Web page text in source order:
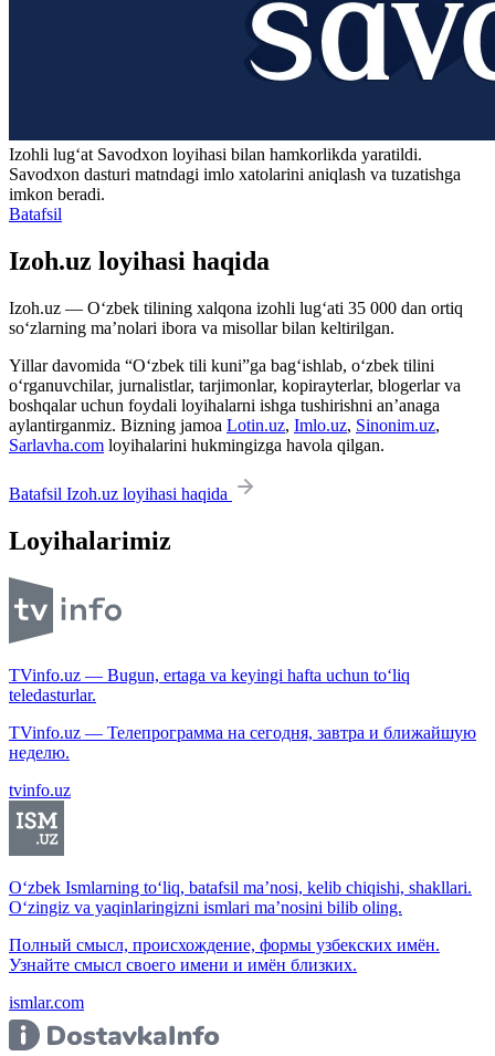
Izohli lugʻat Savodxon loyihasi bilan hamkorlikda yaratildi.
Savodxon dasturi matndagi imlo xatolarini aniqlash va tuzatishga
imkon beradi.
Batafsil
Izoh.uz loyihasi haqida
Izoh.uz — O‘zbek tilining xalqona izohli lug‘ati 35 000 dan ortiq
so‘zlarning ma’nolari ibora va misollar bilan keltirilgan.
Yillar davomida “O‘zbek tili kuni”ga bag‘ishlab, o‘zbek tilini
o‘rganuvchilar, jurnalistlar, tarjimonlar, kopirayterlar, blogerlar va
boshqalar uchun foydali loyihalarni ishga tushirishni an’anaga
aylantirganmiz. Bizning jamoa Lotin.uz, Imlo.uz, Sinonim.uz,
Sarlavha.com loyihalarini hukmingizga havola qilgan.
Batafsil Izoh.uz loyihasi haqida
Loyihalarimiz
TVinfo.uz — Bugun, ertaga va keyingi hafta uchun to‘liq
teledasturlar.
TVinfo.uz — Телепрограмма на сегодня, завтра и ближайшую
неделю.
tvinfo.uz
O‘zbek Ismlarning to‘liq, batafsil ma’nosi, kelib chiqishi, shakllari.
O‘zingiz va yaqinlaringizni ismlari ma’nosini bilib oling.
Полный смысл, происхождение, формы узбекских имён.
Узнайте смысл своего имени и имён близких.
ismlar.com